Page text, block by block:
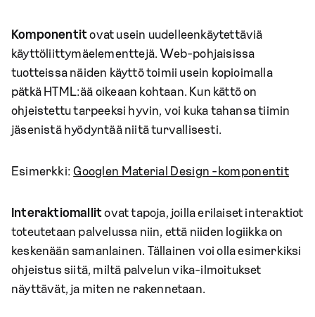
Komponentitovat usein uudelleenkäytettäviä
käyttöliittymäelementtejä. Web-pohjaisissa
tuotteissa näiden käyttö toimii usein kopioimalla
pätkä HTML:ää oikeaan kohtaan. Kun kättö on
ohjeistettu tarpeeksi hyvin, voi kuka tahansa tiimin
jäsenistä hyödyntää niitä turvallisesti.
Esimerkki:Googlen Material Design -komponentit
Interaktiomallitovat tapoja, joilla erilaiset interaktiot
toteutetaan palvelussa niin, että niiden logiikka on
keskenään samanlainen. Tällainen voi olla esimerkiksi
ohjeistus siitä, miltä palvelun vika-ilmoitukset
näyttävät, ja miten ne rakennetaan.